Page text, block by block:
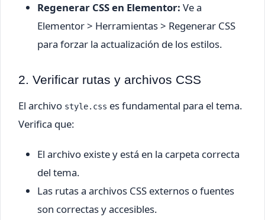
Regenerar CSS en Elementor: Ve a
Elementor > Herramientas > Regenerar CSS
para forzar la actualización de los estilos.
2. Verificar rutas y archivos CSS
El archivo style.css es fundamental para el tema.
Verifica que:
El archivo existe y está en la carpeta correcta
del tema.
Las rutas a archivos CSS externos o fuentes
son correctas y accesibles.